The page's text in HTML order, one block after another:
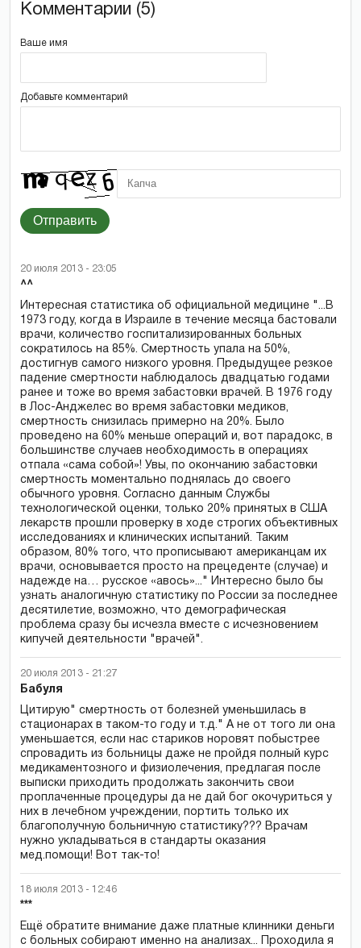
Комментарии (5)
Ваше имя
Добавьте комментарий
Отправить
20 июля 2013 - 23:05
^^
Интересная статистика об официальной медицине "...В
1973 году, когда в Израиле в течение месяца бастовали
врачи, количество госпитализированных больных
сократилось на 85%. Смертность упала на 50%,
достигнув самого низкого уровня. Предыдущее резкое
падение смертности наблюдалось двадцатью годами
ранее и тоже во время забастовки врачей. В 1976 году
в Лос-Анджелес во время забастовки медиков,
смертность снизилась примерно на 20%. Было
проведено на 60% меньше операций и, вот парадокс, в
большинстве случаев необходимость в операциях
отпала «сама собой»! Увы, по окончанию забастовки
смертность моментально поднялась до своего
обычного уровня. Согласно данным Службы
технологической оценки, только 20% принятых в США
лекарств прошли проверку в ходе строгих объективных
исследованиях и клинических испытаний. Таким
образом, 80% того, что прописывают американцам их
врачи, основывается просто на прецеденте (случае) и
надежде на… русское «авось»..." Интересно было бы
узнать аналогичную статистику по России за последнее
десятилетие, возможно, что демографическая
проблема сразу бы исчезла вместе с исчезновением
кипучей деятельности "врачей".
20 июля 2013 - 21:27
Бабуля
Цитирую" смертность от болезней уменьшилась в
стационарах в таком-то году и т.д." А не от того ли она
уменьшается, если нас стариков норовят побыстрее
спровадить из больницы даже не пройдя полный курс
медикаментозного и физиолечения, предлагая после
выписки приходить продолжать закончить свои
проплаченные процедуры да не дай бог окочуриться у
них в лечебном учреждении, портить только их
благополучную больничную статистику??? Врачам
нужно укладываться в стандарты оказания
мед.помощи! Вот так-то!
18 июля 2013 - 12:46
***
Ещё обратите внимание даже платные клинники деньги
с больных собирают именно на анализах... Проходила я